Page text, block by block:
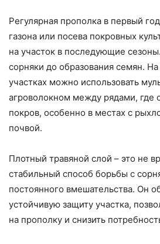
Регулярная прополка в первый
газона или посева покровных
на участок в последующие
сорняки до образования семян.
участках можно использовать
агроволокном между рядами, где
покров, особенно в местах с
почвой.
Плотный травяной слой – это не
стабильный способ борьбы с
постоянного вмешательства. Он
устойчивую защиту участка,
на прополку и снизить